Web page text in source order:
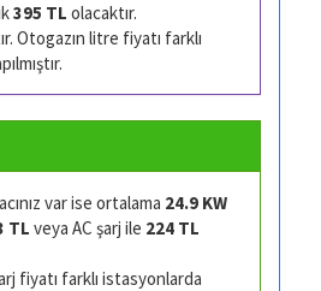
395 TL olacaktır.
Otogazın litre fiyatı farklı
var ise ortalama 24.9 KW
TL veya AC şarj ile 224 TL
fiyatı farklı istasyonlarda